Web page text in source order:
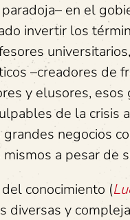
en el
invertir los
–creadores de
y elusores,
de la crisis
negocios
a pesar de
conocimiento (
diversas y